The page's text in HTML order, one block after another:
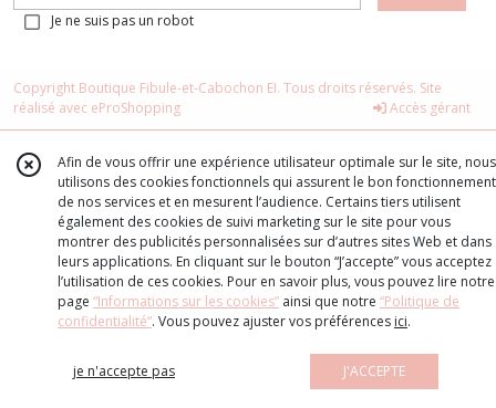
Je ne suis pas un robot
Copyright Boutique Fibule-et-Cabochon EI. Tous droits réservés. Site
réalisé avec eProShopping Accès gérant
Afin de vous offrir une expérience utilisateur optimale sur le site, nous
utilisons des cookies fonctionnels qui assurent le bon fonctionnement
de nos services et en mesurent l’audience. Certains tiers utilisent
également des cookies de suivi marketing sur le site pour vous
montrer des publicités personnalisées sur d’autres sites Web et dans
leurs applications. En cliquant sur le bouton “J’accepte” vous acceptez
l’utilisation de ces cookies. Pour en savoir plus, vous pouvez lire notre
page “Informations sur les cookies” ainsi que notre “Politique de
confidentialité“. Vous pouvez ajuster vos préférences ici.
je n'accepte pas J'ACCEPTE